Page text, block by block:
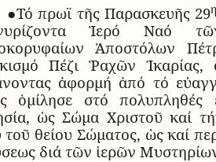
●Τό πρωϊ τῆς Παρασκευῆς 29
Ἱερό Ναό
Ἀποστόλων
Πέζι Ῥαχῶν Ἰκαρίας,
ἀφορμή ἀπό τό
ὁμίλησε στό πολυπληθές
ὡς Σώμα Χριστοῦ καί
τοῦ θείου Σώματος, ὡς καί
διά τῶν ἱερῶν